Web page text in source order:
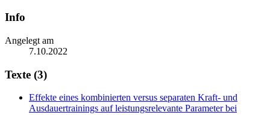
Info
Angelegt am
7.10.2022
Texte (3)
Effekte eines kombinierten versus separaten Kraft- und
Ausdauertrainings auf leistungsrelevante Parameter bei